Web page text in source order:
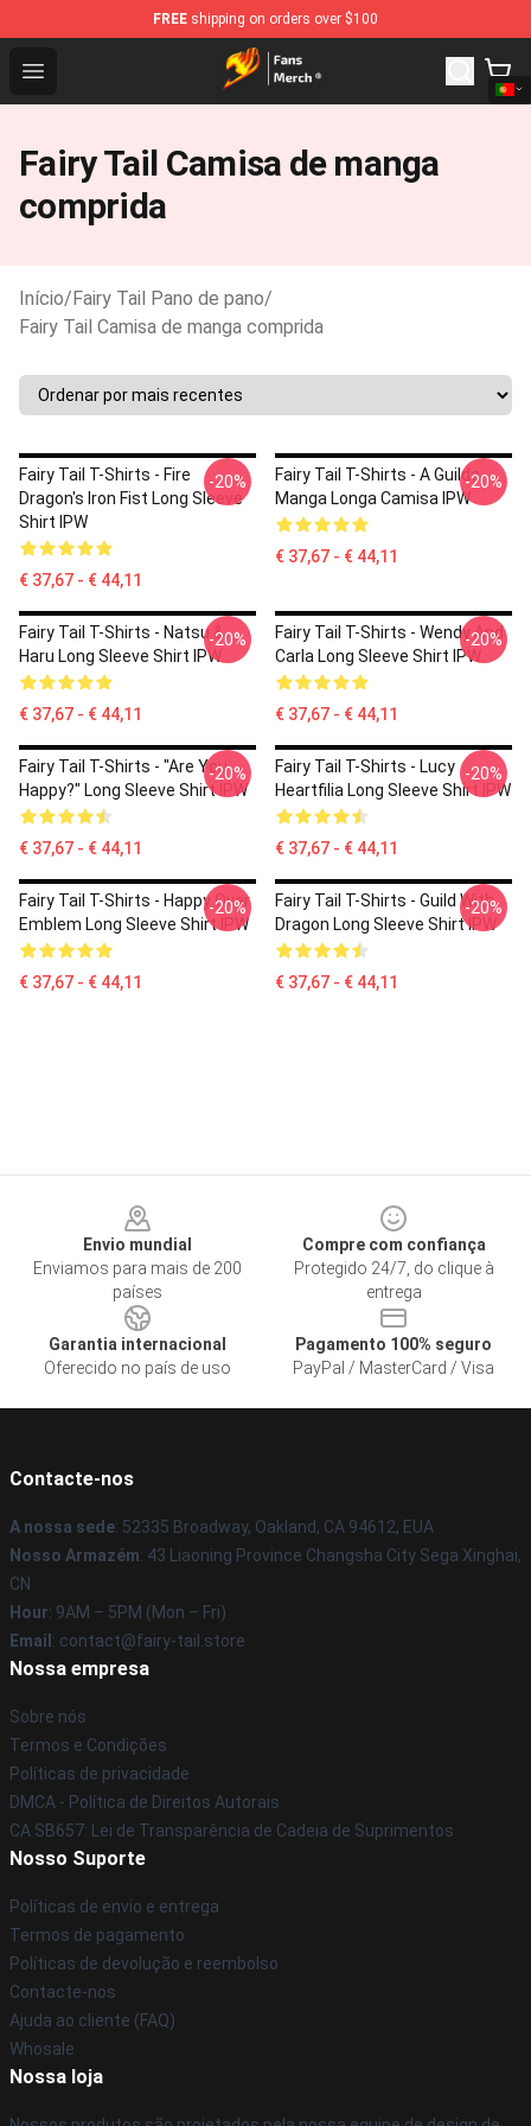
FREE shipping on orders over $100
Open menu
Fairy Tail Store - Official Fairy Tail Merchandise Shop
Fairy Tail Camisa de manga
comprida
Início/Fairy Tail Pano de pano/
Fairy Tail Camisa de manga comprida
Fairy Tail T-Shirts - Fire
Dragon's Iron Fist Long Sleeve
Shirt IPW
€ 37,67 - € 44,11
-20%
Fairy Tail T-Shirts - A Guilda
Manga Longa Camisa IPW
€ 37,67 - € 44,11
-20%
Fairy Tail T-Shirts - Natsu &
Haru Long Sleeve Shirt IPW
€ 37,67 - € 44,11
-20%
Fairy Tail T-Shirts - Wendy And
Carla Long Sleeve Shirt IPW
€ 37,67 - € 44,11
-20%
Fairy Tail T-Shirts - "Are You
Happy?" Long Sleeve Shirt IPW
€ 37,67 - € 44,11
-20%
Fairy Tail T-Shirts - Lucy
Heartfilia Long Sleeve Shirt IPW
€ 37,67 - € 44,11
-20%
Fairy Tail T-Shirts - Happy Over
Emblem Long Sleeve Shirt IPW
€ 37,67 - € 44,11
-20%
Fairy Tail T-Shirts - Guild With
Dragon Long Sleeve Shirt IPW
€ 37,67 - € 44,11
-20%
Envio mundial
Enviamos para mais de 200
países
Compre com confiança
Protegido 24/7, do clique à
entrega
Garantia internacional
Oferecido no país de uso
Pagamento 100% seguro
PayPal / MasterCard / Visa
Contacte-nos
A nossa sede: 52335 Broadway, Oakland, CA 94612, EUA
Nosso Armazém: 43 Liaoning Province Changsha City Sega Xinghai,
CN
Hour: 9AM – 5PM (Mon – Fri)
Email : contact@fairy-tail.store
Nossa empresa
Sobre nós
Termos e Condições
Políticas de privacidade
DMCA - Política de Direitos Autorais
CA SB657: Lei de Transparência de Cadeia de Suprimentos
Nosso Suporte
Políticas de envio e entrega
Termos de pagamento
Políticas de devolução e reembolso
Contacte-nos
Ajuda ao cliente (FAQ)
Whosale
Nossa loja